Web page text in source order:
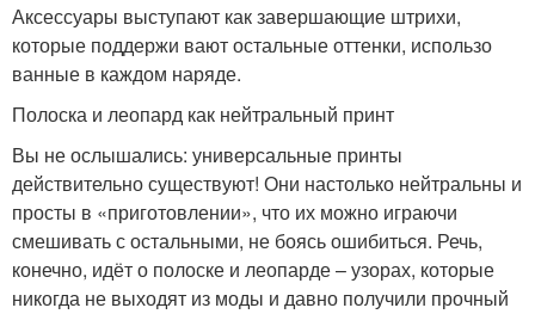
Аксессуары выступают как завершающие штрихи,
которые поддержи вают остальные оттенки, использо
ванные в каждом наряде.
Полоска и леопард как нейтральный принт
Вы не ослышались: универсальные принты
действительно существуют! Они настолько нейтральны и
просты в «приготовлении», что их можно играючи
смешивать с остальными, не боясь ошибиться. Речь,
конечно, идёт о полоске и леопарде – узорах, которые
никогда не выходят из моды и давно получили прочный